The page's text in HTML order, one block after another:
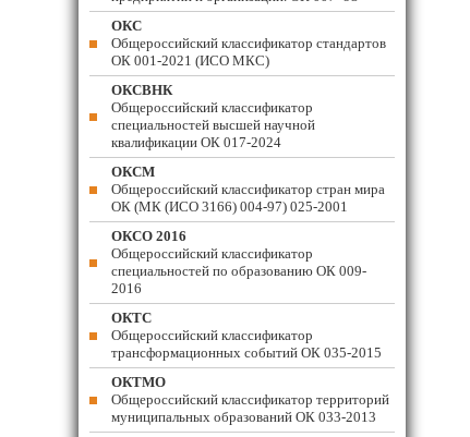
ОКС
Общероссийский классификатор стандартов
ОК 001-2021 (ИСО МКС)
ОКСВНК
Общероссийский классификатор
специальностей высшей научной
квалификации ОК 017-2024
ОКСМ
Общероссийский классификатор стран мира
ОК (МК (ИСО 3166) 004-97) 025-2001
ОКСО 2016
Общероссийский классификатор
специальностей по образованию ОК 009-
2016
ОКТС
Общероссийский классификатор
трансформационных событий ОК 035-2015
ОКТМО
Общероссийский классификатор территорий
муниципальных образований ОК 033-2013